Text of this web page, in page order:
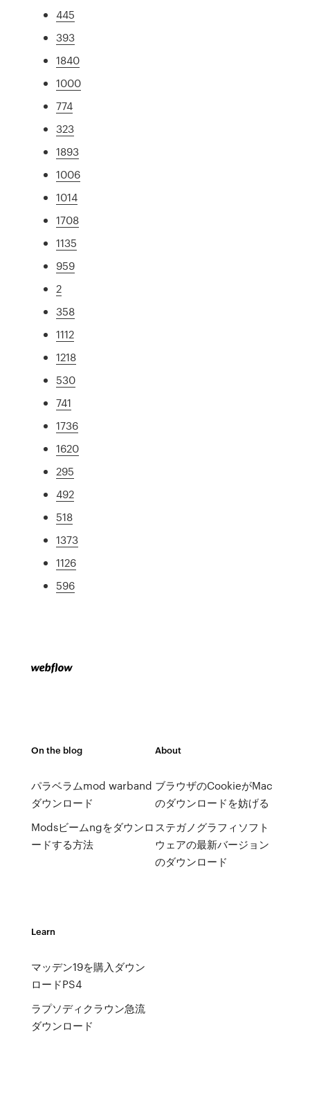
445
393
1840
1000
774
323
1893
1006
1014
1708
1135
959
2
358
1112
1218
530
741
1736
1620
295
492
518
1373
1126
596
On the blog
パラベラムmod warband
ダウンロード
Modsビームngをダウンロ
ードする方法
About
ブラウザのCookieがMac
のダウンロードを妨げる
ステガノグラフィソフト
ウェアの最新バージョン
のダウンロード
Learn
マッデン19を購入ダウン
ロードPS4
ラプソディクラウン急流
ダウンロード